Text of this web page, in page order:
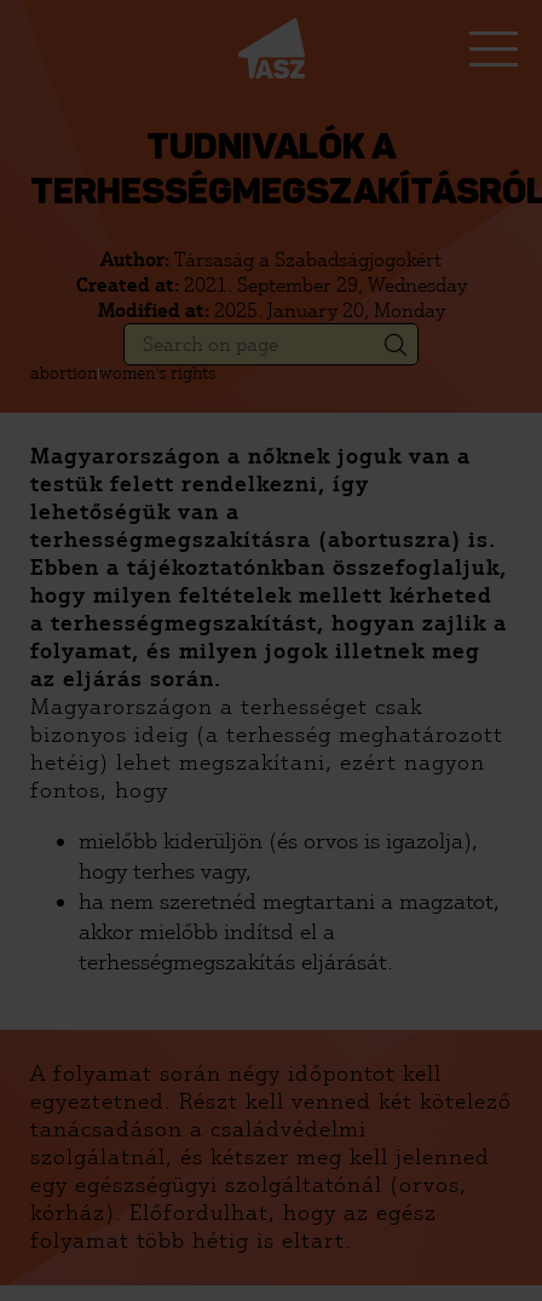
TUDNIVALÓK A
Author: Társaság a Szabadságjogokért
Created at: 2021. September 29, Wednesday
Modified at: 2025. January 20, Monday
abortionwomen's rights
Magyarországon a nőknek joguk van a
testük felett rendelkezni, így
lehetőségük van a
terhességmegszakításra (abortuszra) is.
Ebben a tájékoztatónkban összefoglaljuk,
hogy milyen feltételek mellett kérheted
a terhességmegszakítást, hogyan zajlik a
folyamat, és milyen jogok illetnek meg
az eljárás során.
Magyarországon a terhességet csak
bizonyos ideig (a terhesség meghatározott
hetéig) lehet megszakítani, ezért nagyon
fontos, hogy
mielőbb kiderüljön (és orvos is igazolja),
hogy terhes vagy,
ha nem szeretnéd megtartani a magzatot,
akkor mielőbb indítsd el a
terhességmegszakítás eljárását.
A folyamat során négy időpontot kell
egyeztetned. Részt kell venned két kötelező
tanácsadáson a családvédelmi
szolgálatnál, és kétszer meg kell jelenned
egy egészségügyi szolgáltatónál (orvos,
kórház). Előfordulhat, hogy az egész
folyamat több hétig is eltart.